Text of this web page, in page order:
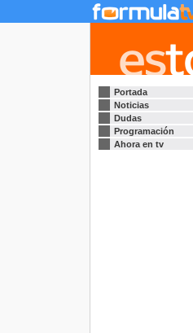
Portada
Noticias
Dudas
Programación
Ahora en tv